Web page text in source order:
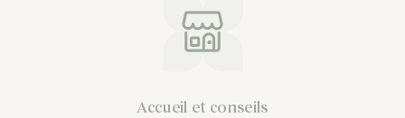
Accueil et conseils